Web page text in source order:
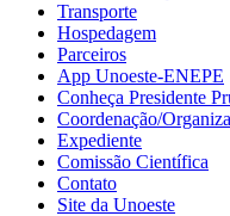
Transporte
Hospedagem
Parceiros
App Unoeste-ENEPE
Conheça Presidente
Coordenação/
Expediente
Comissão Científica
Contato
Site da Unoeste